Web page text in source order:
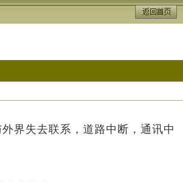
界失去联系，道路中断，通讯中